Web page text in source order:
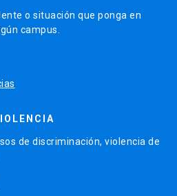
o situación que ponga en
campus.
de discriminación, violencia de